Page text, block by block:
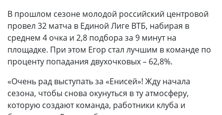
В прошлом сезоне молодой российский центровой
провел 32 матча в Единой Лиге ВТБ, набирая в
среднем 4 очка и 2,8 подбора за 9 минут на
площадке. При этом Егор стал лучшим в команде по
проценту попадания двухочковых – 62,8%.
«Очень рад выступать за «Енисей»! Жду начала
сезона, чтобы снова окунуться в ту атмосферу,
которую создают команда, работники клуба и